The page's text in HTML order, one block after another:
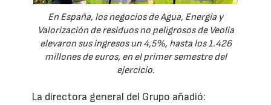
En España, los negocios de Agua, Energía y
Valorización de residuos no peligrosos de Veolia
elevaron sus ingresos un 4,5%, hasta los 1.426
millones de euros, en el primer semestre del
ejercicio.
La directora general del Grupo añadió: